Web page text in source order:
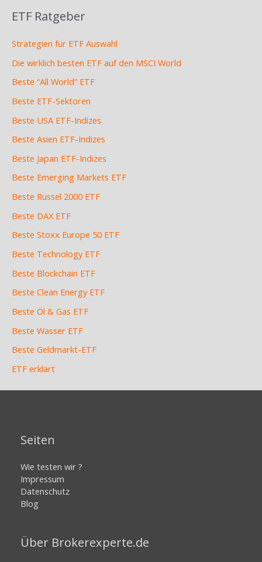
ETF Ratgeber
Strategien für ETF Auswahl
Die wirklich besten ETF auf den MSCI World
Beste “All World” ETF
Beste ETF-Sektoren
Beste USA ETF-Indizes
Beste Asien ETF-Indizes
Beste Japan ETF-Indizes
Beste Emerging Markets ETF
Beste Russel 2000 ETF
Beste DAX ETF
Beste Stoxx Europe 50 ETF
Beste Technology ETF
Beste Blockchain ETF
Beste Clean Energy ETF
Beste Öl & Gas ETF
Beste Wasser ETF
Beste Geldmarkt-ETF
ETF erklärt
Seiten
Wie testen wir ?
Impressum
Datenschutz
Blog
Über Brokerexperte.de